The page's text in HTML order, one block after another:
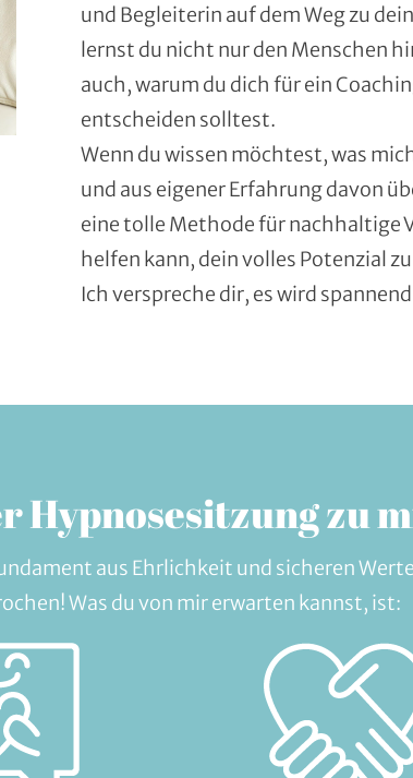
und Begleiterin auf dem Weg zu
lernst du nicht nur den Menschen
auch, warum du dich für ein
entscheiden solltest.
Wenn du wissen möchtest, was
und aus eigener Erfahrung davon
eine tolle Methode für nachhaltige
helfen kann, dein volles Potenzial
Ich verspreche dir, es wird
Hypnosesitzung zu
aus Ehrlichkeit und sicheren
Was du von mir erwarten kannst, ist: